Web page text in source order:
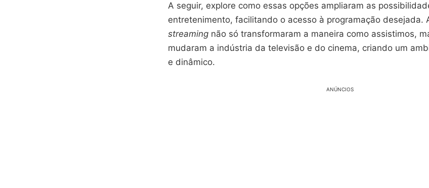
A seguir, explore como essas opções ampliaram as
entretenimento, facilitando o acesso à programação desejada.
streaming não só transformaram a maneira como assistimos,
mudaram a indústria da televisão e do cinema, criando um
e dinâmico.
ANÚNCIOS